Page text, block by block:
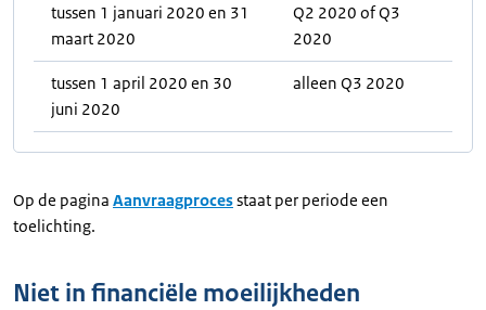
tussen 1 januari 2020 en 31
maart 2020
Q2 2020 of Q3
2020
tussen 1 april 2020 en 30
juni 2020
alleen Q3 2020
Op de pagina Aanvraagprocesstaat per periode een
toelichting.
Niet in financiële moeilijkheden